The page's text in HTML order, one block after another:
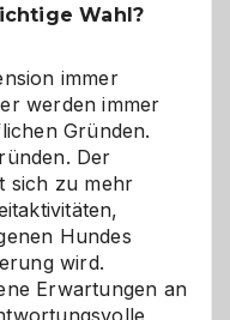
Wahl?
immer
werden immer
Gründen.
Der
sich zu mehr
Hundes
wird.
Erwartungen an